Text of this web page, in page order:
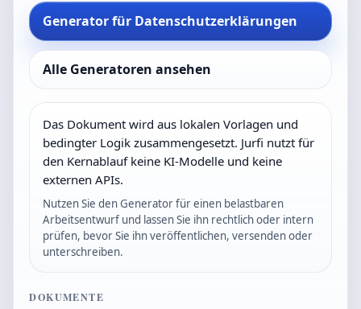
Generator für Datenschutzerklärungen
Alle Generatoren ansehen
Das Dokument wird aus lokalen Vorlagen und
bedingter Logik zusammengesetzt. Jurfi nutzt für
den Kernablauf keine KI-Modelle und keine
externen APIs.
Nutzen Sie den Generator für einen belastbaren
Arbeitsentwurf und lassen Sie ihn rechtlich oder intern
prüfen, bevor Sie ihn veröffentlichen, versenden oder
unterschreiben.
DOKUMENTE